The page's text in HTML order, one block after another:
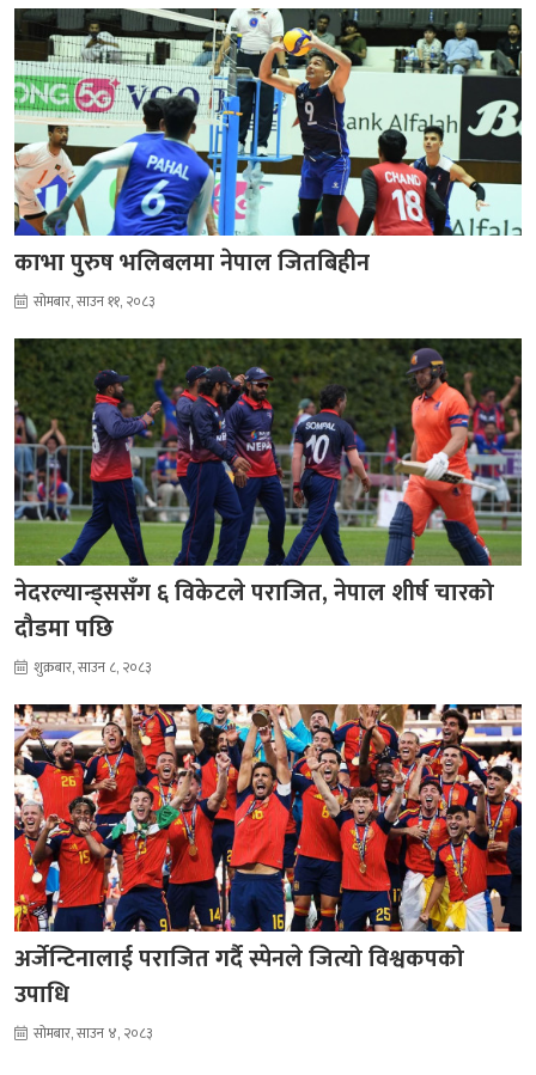
काभा पुरुष भलिबलमा नेपाल जितबिहीन
सोमबार, साउन ११, २०८३
नेदरल्यान्ड्ससँग ६ विकेटले पराजित, नेपाल शीर्ष चारको
दौडमा पछि
शुक्रबार, साउन ८, २०८३
अर्जेन्टिनालाई पराजित गर्दै स्पेनले जित्यो विश्वकपको
उपाधि
सोमबार, साउन ४, २०८३